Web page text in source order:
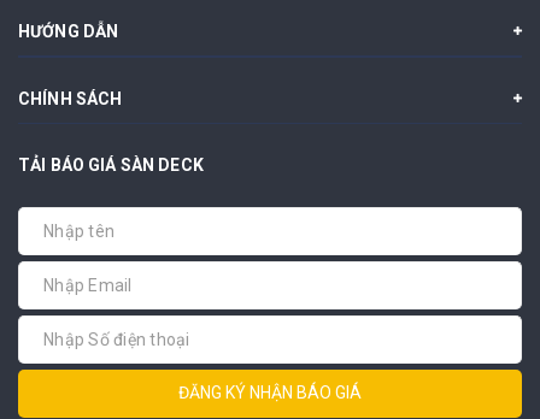
HƯỚNG DẪN
CHÍNH SÁCH
TẢI BÁO GIÁ SÀN DECK
ĐĂNG KÝ NHẬN BÁO GIÁ